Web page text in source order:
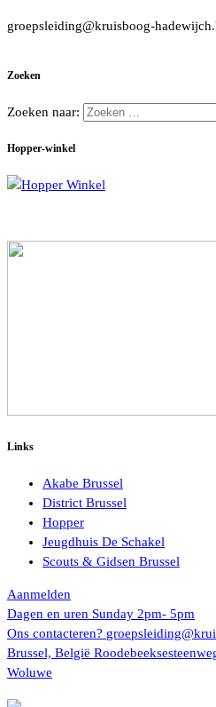
groepsleiding@kruisboog-
Zoeken
Zoeken naar:
Hopper-winkel
Links
Akabe Brussel
District Brussel
Hopper
Jeugdhuis De Schakel
Scouts & Gidsen Brussel
Aanmelden
Dagen en uren Sunday 2pm- 5pm
Ons contacteren?
Brussel, België
Woluwe